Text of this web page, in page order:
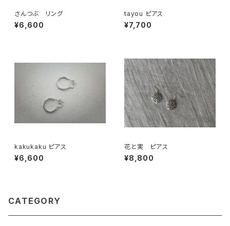
さんつぶ リング
¥6,600
tayou ピアス
¥7,700
kakukaku ピアス
¥6,600
花と実 ピアス
¥8,800
CATEGORY